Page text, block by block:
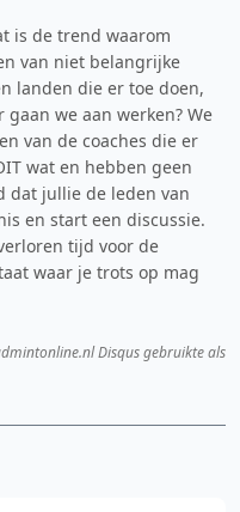
is de trend waarom
van niet belangrijke
landen die er toe doen,
we aan werken? We
van de coaches die er
wat en hebben geen
dat jullie de leden van
en start een discussie.
tijd voor de
waar je trots op mag
Disqus gebruikte als